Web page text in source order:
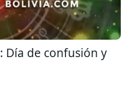
Día de confusión y